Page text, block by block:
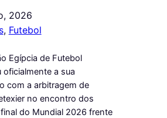
2026
, Futebol
Egípcia de Futebol
oficialmente a sua
com a arbitragem de
no encontro dos
do Mundial 2026 frente